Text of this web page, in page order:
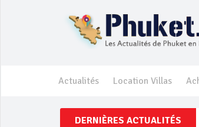
Actualités Location Villas
DERNIÈRES ACTUALITÉS